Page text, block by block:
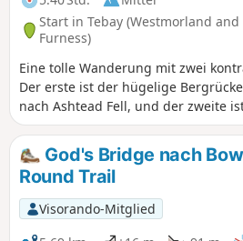
Start in Tebay (Westmorland and
Furness)
Eine tolle Wanderung mit zwei
Der erste ist der hügelige
nach Ashtead Fell, und der zweite
Borrowdale-Tal. Die Wanderung
unternommen werden; hier wird sie
der Ostseite des Tals aus
vom Parkplatz auf der Westseite
God's Bridge nach
Round Trail
Visorando-Mitglied